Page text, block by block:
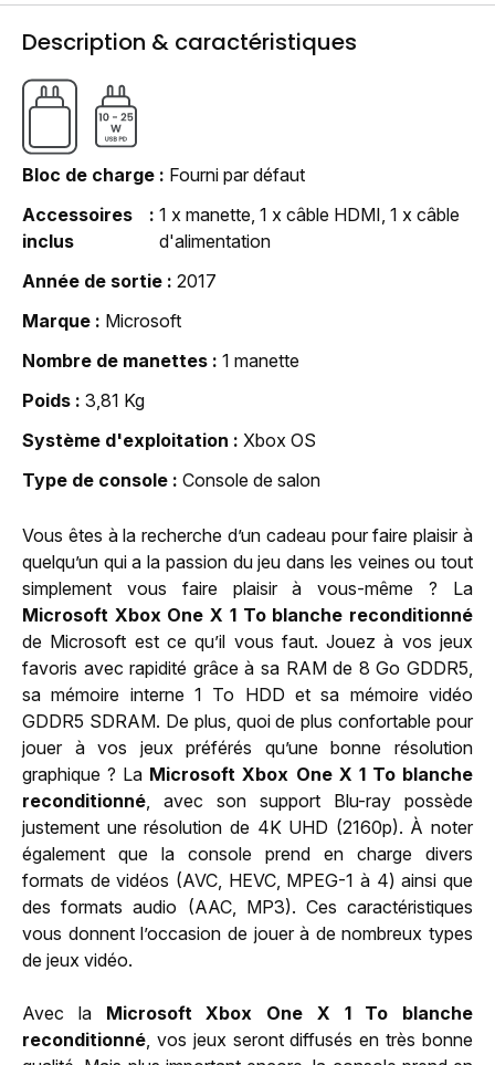
Description & caractéristiques
Bloc de charge
Fourni par défaut
Accessoires
inclus
1 x manette, 1 x câble HDMI, 1 x câble
d'alimentation
Année de sortie
2017
Marque
Microsoft
Nombre de manettes
1 manette
Poids
3,81 Kg
Système d'exploitation
Xbox OS
Type de console
Console de salon
Vous êtes à la recherche d’un cadeau pour faire plaisir à
quelqu’un qui a la passion du jeu dans les veines ou tout
simplement vous faire plaisir à vous-même ? La
Microsoft Xbox One X 1 To blanche reconditionné
de Microsoft est ce qu’il vous faut. Jouez à vos jeux
favoris avec rapidité grâce à sa RAM de 8 Go GDDR5,
sa mémoire interne 1 To HDD et sa mémoire vidéo
GDDR5 SDRAM. De plus, quoi de plus confortable pour
jouer à vos jeux préférés qu’une bonne résolution
graphique ? La Microsoft Xbox One X 1 To blanche
reconditionné , avec son support Blu-ray possède
justement une résolution de 4K UHD (2160p). À noter
également que la console prend en charge divers
formats de vidéos (AVC, HEVC, MPEG-1 à 4) ainsi que
des formats audio (AAC, MP3). Ces caractéristiques
vous donnent l’occasion de jouer à de nombreux types
de jeux vidéo.
Avec la Microsoft Xbox One X 1 To blanche
reconditionné , vos jeux seront diffusés en très bonne